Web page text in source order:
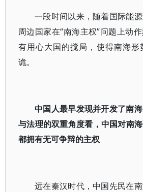
一段时间以来，随着国际能
周边国家在“南海主权”问题上动
有用心大国的搅局，使得南海形
诡。
中国人最早发现并开发了南
与法理的双重角度看，中国对南
都拥有无可争辩的主权
远在秦汉时代，中国先民在